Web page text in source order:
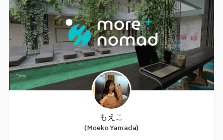
もえこ
(Moeko Yamada)